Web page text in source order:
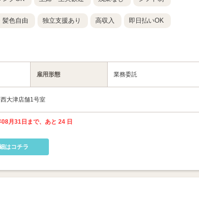
髪色自由 独立支援あり 高収入 即日払いOK
雇用形態 業務委託
大津店舗1号室
月31日まで、あと 24 日
はコチラ